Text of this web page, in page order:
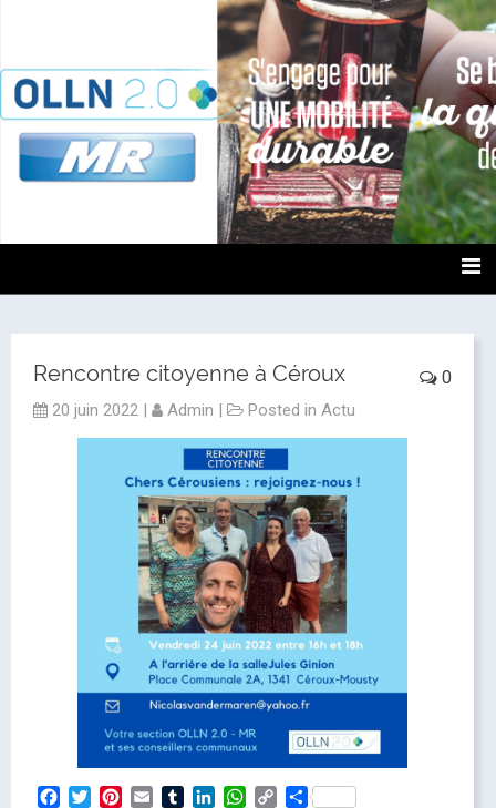
OLLN2.0
0
Rencontre citoyenne à Céroux
20 juin 2022 | Admin | Posted in Actu
Facebook
TwitterPinterest
Email TumblrLinkedInWhatsApp
CopyPartager